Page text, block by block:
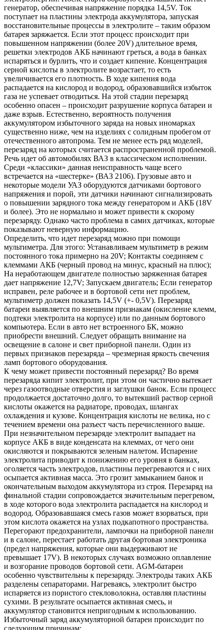
генератор, обеспечивая напряжение порядка 14,5V. Ток
поступает на пластины электрода аккумулятора, запуская
восстановительные процессы в электролите – таким образом
батарея заряжается. Если этот процесс происходит при
повышенном напряжении (более 20V) длительное время,
решетки электродов АКБ начинают греться, а вода в банках
испаряться и бурлить, что и создает кипение. Концентрация
серной кислоты в электролите возрастает, то есть
увеличивается его плотность. В ходе кипения вода
распадается на кислород и водород, образовавшийся избыток
газа не успевает отводиться. На этой стадии перезаряд
особенно опасен – происходит разрушение корпуса батареи и
даже взрыв. Естественно, вероятность получения
аккумулятором избыточного заряда на новых иномарках
существенно ниже, чем на изделиях с солидным пробегом от
отечественного автопрома. Тем не менее есть ряд моделей,
перезаряд на которых считается распространенной проблемой.
Речь идет об автомобилях ВАЗ в классическом исполнении.
Среди «классики» данная неисправность чаще всего
встречается на «шестерке» (ВАЗ 2106). Грузовые авто и
некоторые модели УАЗ оборудуются датчиками бортового
напряжения и порой, эти датчики начинают сигнализировать
о повышении зарядного тока между генератором и АКБ (18V
и более). Это не нормально и может привести к скорому
перезаряду. Однако часто проблема в самих датчиках, которые
показывают неверную информацию.
Определить, что идет перезаряд можно при помощи
мультиметра. Для этого: Устанавливаем мультиметр в режим
постоянного тока примерно на 20V; Контакты соединяем с
клеммами АКБ (черный провод на минус, красный на плюс);
На неработающем двигателе полностью заряженная батарея
дает напряжение 12,7V; Запускаем двигатель; Если генератор
исправен, реле рабочее и в бортовой сети нет проблем,
мультиметр должен показать 14,5V (+- 0,5V). Перезаряд
батареи выявляется по внешним признакам (окисление клемм,
подтеки электролита на корпусе) или по данным бортового
компьютера. Если в авто нет встроенного БК, можно
приобрести внешний. Следует обращать внимание на
освещение в салоне и свет приборной панели. Один из
первых признаков перезаряда – чрезмерная яркость свечения
ламп бортового оборудования.
К чему может привести постоянный перезаряд? Во время
перезаряда кипит электролит, при этом он частично вытекает
через газоотводные отверстия и заглушки банок. Если процесс
продолжается достаточно долго, то вытекший раствор серной
кислоты окажется на радиаторе, проводах, шлангах
охлаждения и кузове. Концентрация кислоты не велика, но с
течением времени она разъест часть перечисленного выше.
При незначительном перезаряде электролит выпадает на
корпусе АКБ в виде конденсата на клеммах, от чего они
окисляются и покрываются зеленым налетом. Испарение
электролита приводит к понижению его уровня в банках,
оголяется часть электродов, пластины перегреваются и с них
осыпается активная масса. Это грозит замыканием банок и
окончательным выходом аккумулятора из строя. Перезаряд на
финальной стадии сопровождается значительным перегревом,
в ходе которого вода электролита распадается на кислород и
водород. Образовавшаяся смесь газов может взорваться, при
этом кислота окажется на узлах подкапотного пространства.
Перегорают предохранители, лампочки на приборной панели
и в салоне, перестает работать другая бортовая электроника
(предел напряжения, которые они выдерживают не
превышает 17V). В некоторых случаях возможно оплавление
и возгорание проводов бортовой сети. AGM-батареи
особенно чувствительны к перезаряду. Электроды таких АКБ
разделены сепараторами. Нагреваясь, электролит быстро
испаряется из пористого стекловолокна, оставляя пластины
сухими. В результате осыпается активная смесь, и
аккумулятор становится непригодным к использованию.
Избыточный заряд аккумуляторной батареи происходит по
следующим причинам: